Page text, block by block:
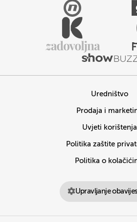
Uredništvo
Prodaja i
Uvjeti korištenja
Politika zaštite
Politika o
Upravljanje